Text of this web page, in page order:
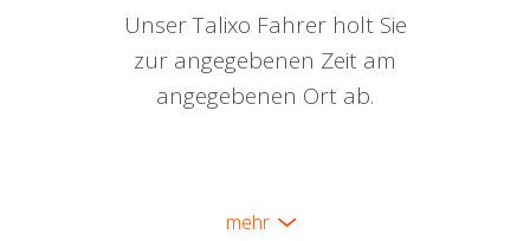
Unser Talixo Fahrer holt Sie
zur angegebenen Zeit am
angegebenen Ort ab.
mehr